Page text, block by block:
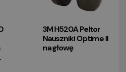
3M H520A Peltor
Nauszniki Optime II
na głowę